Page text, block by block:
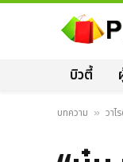
บิวตี้
บทความ » วาไ